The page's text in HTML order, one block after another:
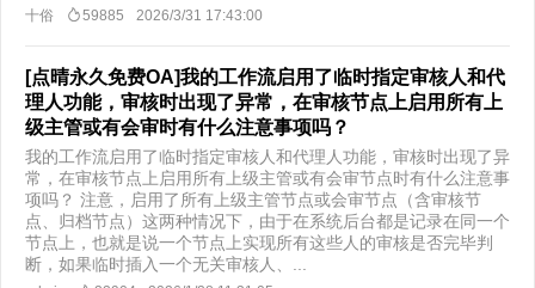
十俗 59885 2026/3/31 17:43:00
[点晴永久免费OA]我的工作流启用了临时指定审核人和代
理人功能，审核时出现了异常，在审核节点上启用所有上
级主管或有会审时有什么注意事项吗？
我的工作流启用了临时指定审核人和代理人功能，审核时出现了异
常，在审核节点上启用所有上级主管或有会审节点时有什么注意事
项吗？ 注意，启用了所有上级主管节点或会审节点（含审核节
点、归档节点）这两种情况下，由于在系统后台都是记录在同一个
节点上，也就是说一个节点上实现所有这些人的审核是否完毕判
断，如果临时插入一个无关审核人、...